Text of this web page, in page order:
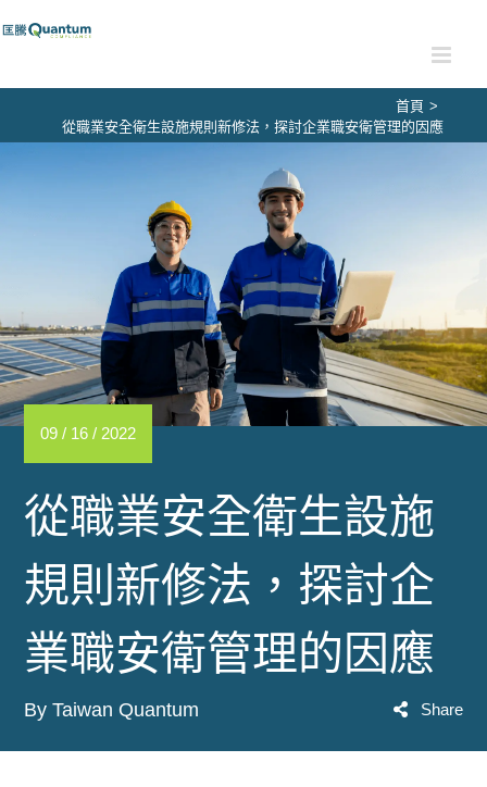
to
首頁 >
從職業安全衛生設施規則新修法，探討企業職安衛管理的因應
09 / 16 / 2022
從職業安全衛生設施
規則新修法，探討企
業職安衛管理的因應
By Taiwan Quantum Share